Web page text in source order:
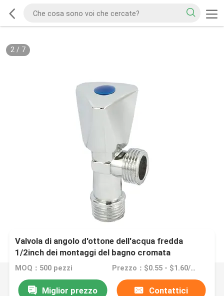
2/ 7
Valvola di angolo d'ottone dell'acqua fredda
1/2inch dei montaggi del bagno cromata
MOQ：500 pezzi Prezzo：$0.55 - $1.60/pieces
Miglior prezzo Contattici